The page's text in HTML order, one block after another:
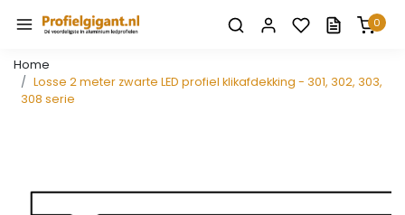
0
Home
Losse 2 meter zwarte LED profiel klikafdekking - 301, 302, 303,
308 serie